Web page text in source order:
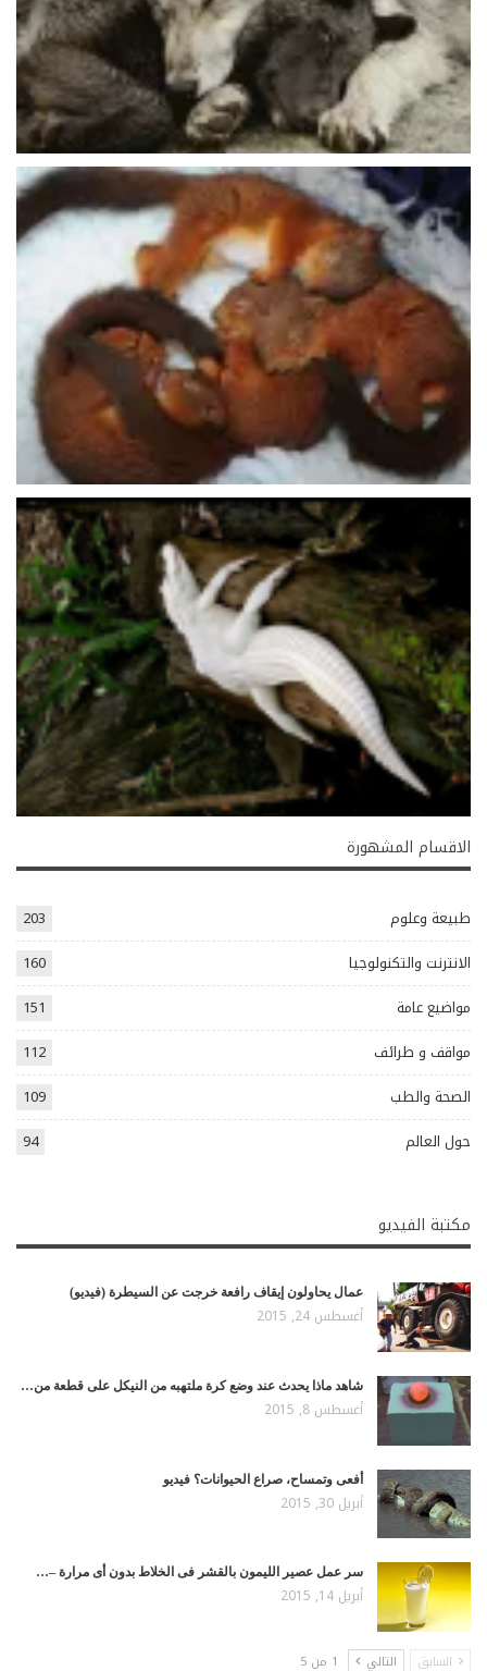
الاقسام المشهورة
طبيعة وعلوم
203
الانترنت والتكنولوجيا
160
مواضيع عامة
151
مواقف و طرائف
112
الصحة والطب
109
حول العالم
94
مكتبة الفيديو
عمال يحاولون إيقاف رافعة خرجت عن السيطرة (فيديو)
أغسطس 24, 2015
شاهد ماذا يحدث عند وضع كرة ملتهبه من النيكل على قطعة من…
أغسطس 8, 2015
أفعى وتمساح، صراع الحيوانات؟ فيديو
أبريل 30, 2015
سر عمل عصير الليمون بالقشر فى الخلاط بدون أى مرارة –…
أبريل 14, 2015
السابق التالي 1 من 5